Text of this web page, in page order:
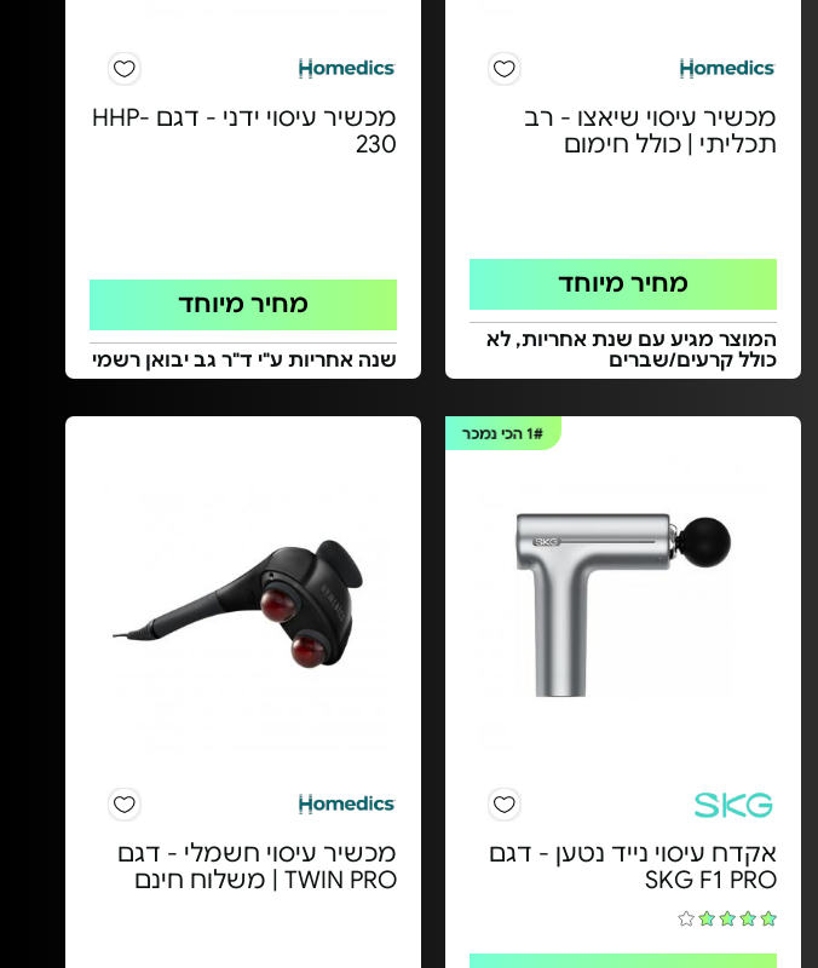
מכשיר עיסוי שיאצו - רב
תכליתי | כולל חימום
מחיר מיוחד
המוצר מגיע עם שנת אחריות, לא
כולל קרעים/שברים
מכשיר עיסוי ידני - דגם HHP-
230
מחיר מיוחד
שנה אחריות ע"י ד"ר גב יבואן רשמי
1#הכי נמכר
אקדח עיסוי נייד נטען - דגם
SKG F1 PRO
מכשיר עיסוי חשמלי - דגם
TWIN PRO | משלוח חינם